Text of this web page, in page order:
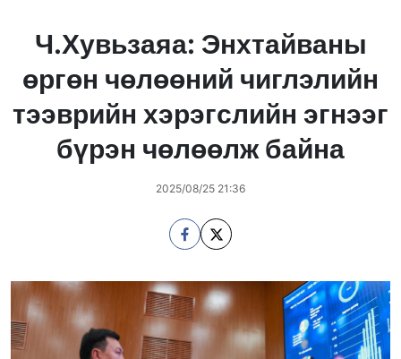
Ч.Хувьзаяа: Энхтайваны
өргөн чөлөөний чиглэлийн
тээврийн хэрэгслийн эгнээг
бүрэн чөлөөлж байна
2025/08/25 21:36